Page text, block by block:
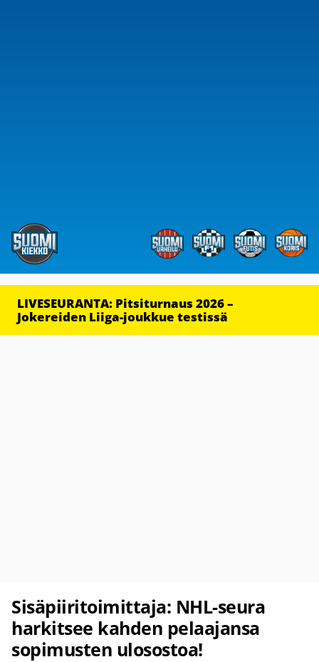
LIVESEURANTA: Pitsiturnaus 2026 –
Jokereiden Liiga-joukkue testissä
Sisäpiiritoimittaja: NHL-seura
harkitsee kahden pelaajansa
sopimusten ulosostoa!